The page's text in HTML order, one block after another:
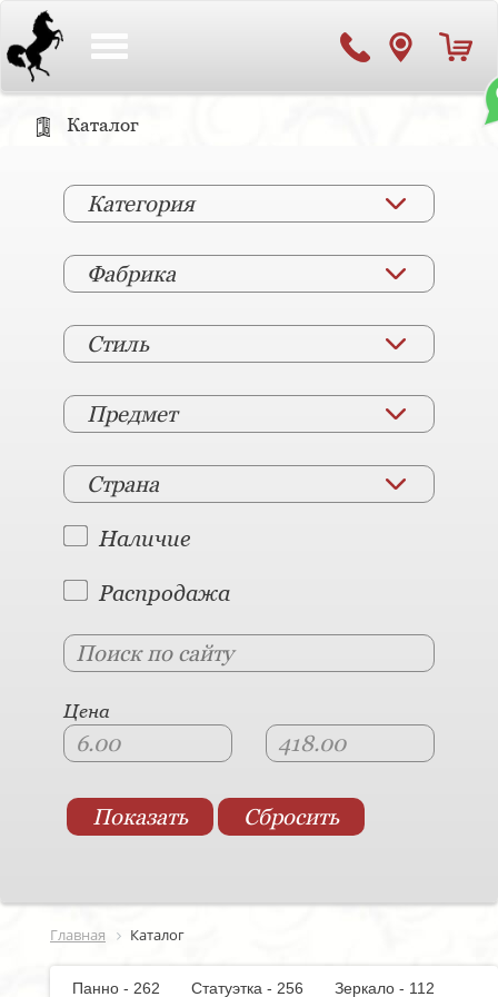
Каталог
Категория
Фабрика
Стиль
Предмет
Страна
Наличие
Распродажа
Цена
Главная Каталог
Панно - 262 Статуэтка - 256
Зеркало - 112